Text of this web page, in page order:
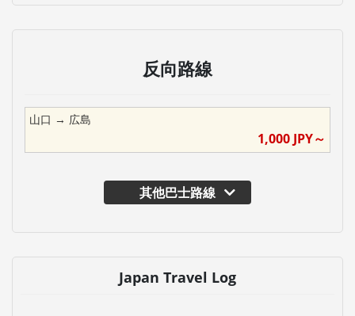
反向路線
山口 → 広島
1,000 JPY～
其他巴士路線
Japan Travel Log